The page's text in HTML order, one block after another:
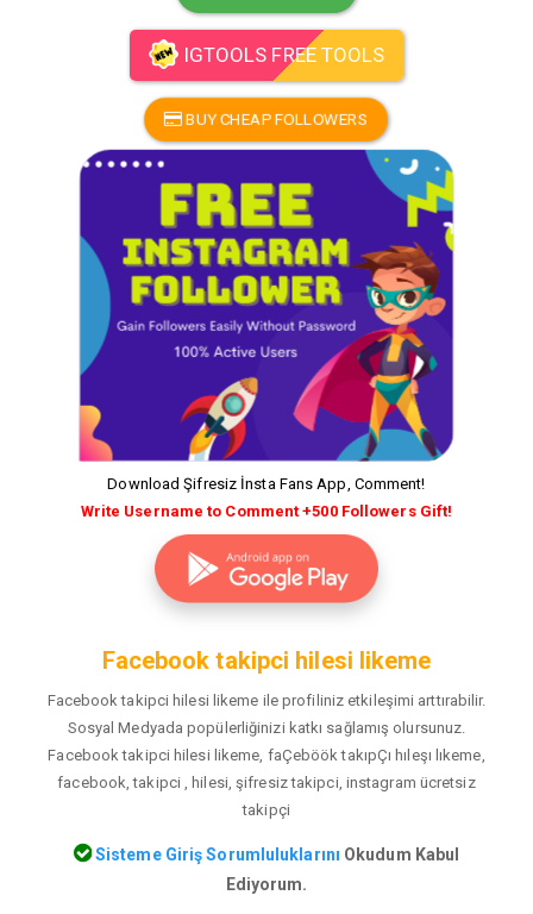
IGTOOLS FREE TOOLS
BUY CHEAP FOLLOWERS
Download Şifresiz İnsta Fans App, Comment!
Write Username to Comment +500 Followers Gift!
Facebook takipci hilesi likeme
Facebook takipci hilesi likeme ile profiliniz etkileşimi arttırabilir.
Sosyal Medyada popülerliğinizi katkı sağlamış olursunuz.
Facebook takipci hilesi likeme, faÇeböök takıpÇı hıleşı lıkeme,
facebook, takipci , hilesi, şifresiz takipci, instagram ücretsiz
takipçi
Sisteme Giriş Sorumluluklarını Okudum Kabul
Ediyorum.